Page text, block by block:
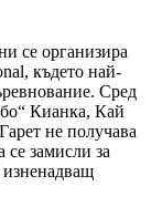
се организира
където най-
Сред
Кианка, Кай
не получава
се замисли за
изненадващ